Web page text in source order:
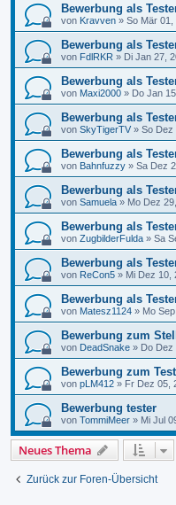
Bewerbung als
von Kravven » So Mär 01,
Bewerbung als
von FdlRKR » Di Jan 27,
Bewerbung als
von Maxi2000 » Do Jan
Bewerbung als
von SkyTigerTV » So Dez
Bewerbung als
von Bahnfuzzy » Sa Dez
Bewerbung als
von Samuela » Mo Dez
Bewerbung als
von ZugbilderFulda » Sa
Bewerbung als
von ReCon5 » Mi Dez 10,
Bewerbung als
von Matesz1124 » Mo
Bewerbung zum
von DeadSnake » Do Dez
Bewerbung zum
von pLM412 » Fr Dez 05,
Bewerbung tester
von TommiMeer » Mi Jul
Neues Thema
Zurück zur Foren-Übersicht